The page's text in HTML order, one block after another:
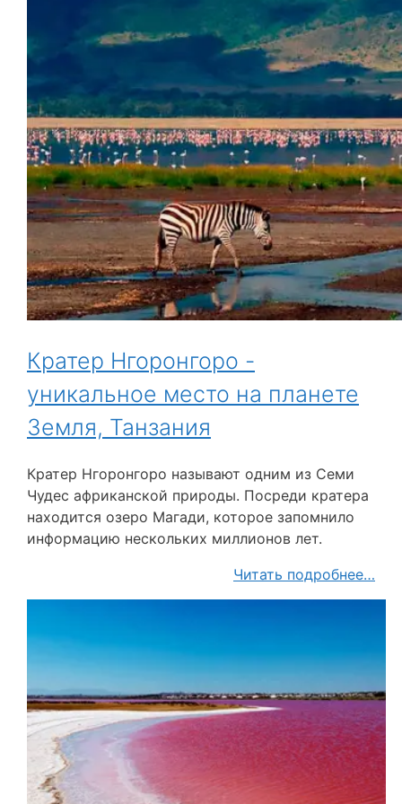
Кратер Нгоронгоро -
уникальное место на планете
Земля, Танзания
Кратер Нгоронгоро называют одним из Семи
Чудес африканской природы. Посреди кратера
находится озеро Магади, которое запомнило
информацию нескольких миллионов лет.
Читать подробнее…